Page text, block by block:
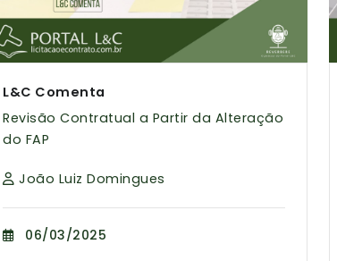
L&C Comenta
Revisão Contratual a Partir da Alteração
do FAP
João Luiz Domingues
06/03/2025